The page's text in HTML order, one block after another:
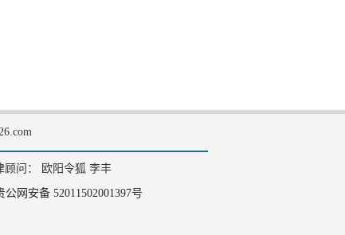
顾问： 欧阳令狐 李丰
公网安备 52011502001397号